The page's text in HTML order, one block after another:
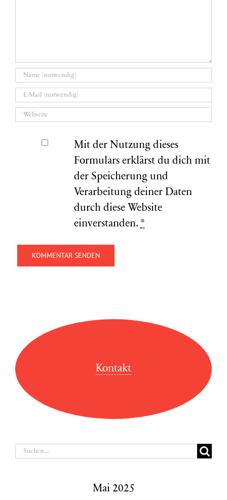
Mit der Nutzung dieses
Formulars erklärst du dich mit
der Speicherung und
Verarbeitung deiner Daten
durch diese Website
einverstanden. *
Kontakt
Suche
Mai 2025